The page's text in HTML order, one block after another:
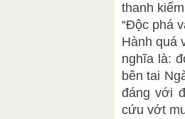
thanh
“Độc phá
Hành quá
nghĩa là:
bên tai
đáng với
cứu vớt